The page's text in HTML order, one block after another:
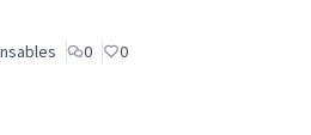
0 0